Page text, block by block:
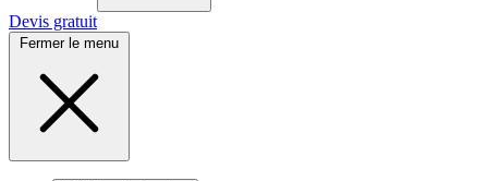
Devis gratuit
Fermer le menu